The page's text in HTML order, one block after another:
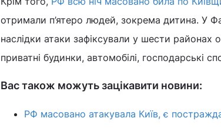
отримали п’ятеро людей, зокрема дитина. У
наслідки атаки зафіксували у шести районах
приватні будинки, автомобілі, господарські
Вас також можуть зацікавити новини:
РФ масовано атакувала Київ, є